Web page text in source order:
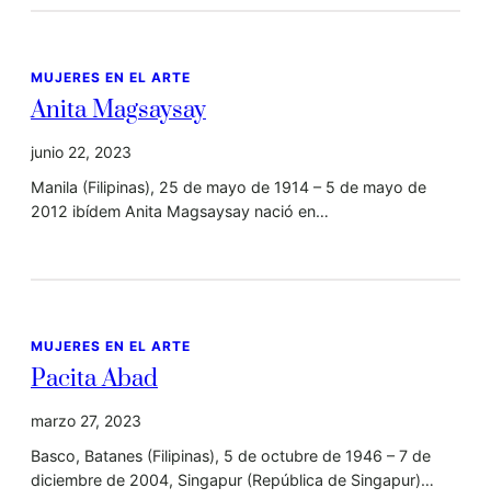
MUJERES EN EL ARTE
Anita Magsaysay
junio 22, 2023
Manila (Filipinas), 25 de mayo de 1914 – 5 de mayo de
2012 ibídem Anita Magsaysay nació en…
MUJERES EN EL ARTE
Pacita Abad
marzo 27, 2023
Basco, Batanes (Filipinas), 5 de octubre de 1946 – 7 de
diciembre de 2004, Singapur (República de Singapur)…